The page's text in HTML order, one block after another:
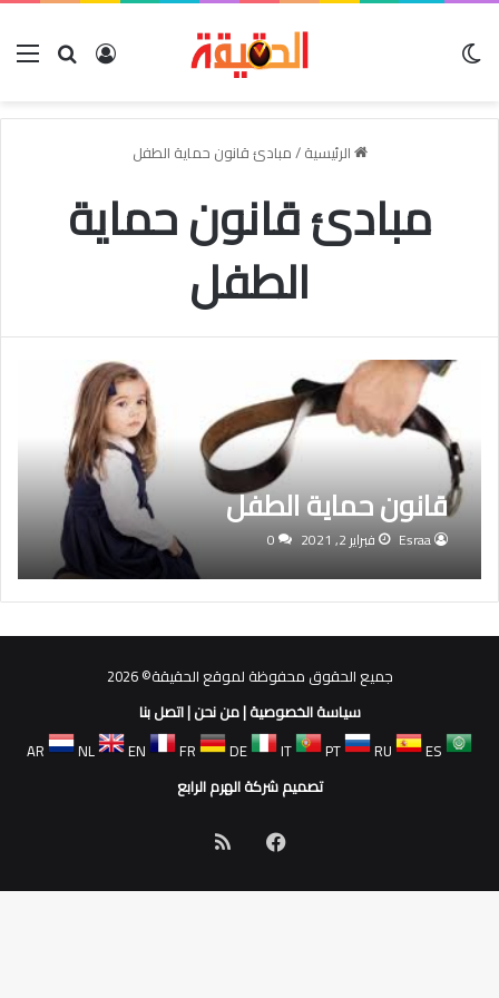
بحث عنتسجيل
الرئيسية/مبادئ قانون حماية الطفل
مبادئ قانون حماية
الطفل
قانون حماية الطفل
Esraa فبراير 2, 2021 0
جميع الحقوق محفوظة لموقع الحقيقة© 2026
سياسة الخصوصية|من نحن|اتصل بنا
AR
NL EN FR DE IT PT RU
ES
تصميم شركة الهرم الرابع
فيسبوك
الموقع